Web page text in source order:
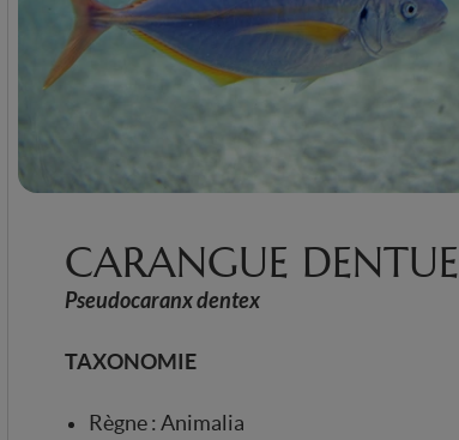
CARANGUE DENTUE
Pseudocaranx dentex
TAXONOMIE
Règne : Animalia